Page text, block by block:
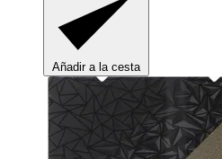
Añadir a la cesta